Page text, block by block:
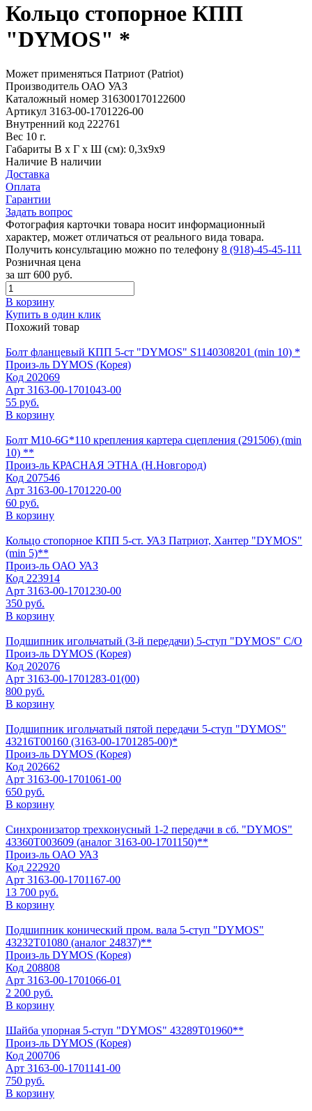
Кольцо стопорное КПП
"DYMOS" *
Может применяться Патриот (Patriot)
Производитель ОАО УАЗ
Каталожный номер 316300170122600
Артикул 3163-00-1701226-00
Внутренний код 222761
Вес 10 г.
Габариты В х Г х Ш (см): 0,3х9х9
Наличие В наличии
Доставка
Оплата
Гарантии
Задать вопрос
Фотография карточки товара носит информационный
характер, может отличаться от реального вида товара.
Получить консультацию можно по телефону 8 (918)-45-45-111
Розничная цена
за шт 600 руб.
В корзину
Купить в один клик
Похожий товар
Болт фланцевый КПП 5-ст "DYMOS" S1140308201 (min 10) *
Произ-ль DYMOS (Корея)
Код 202069
Арт 3163-00-1701043-00
55 руб.
В корзину
Болт М10-6G*110 крепления картера сцепления (291506) (min
10) **
Произ-ль КРАСНАЯ ЭТНА (Н.Новгород)
Код 207546
Арт 3163-00-1701220-00
60 руб.
В корзину
Кольцо стопорное КПП 5-ст. УАЗ Патриот, Хантер "DYMOS"
(min 5)**
Произ-ль ОАО УАЗ
Код 223914
Арт 3163-00-1701230-00
350 руб.
В корзину
Подшипник игольчатый (3-й передачи) 5-ступ "DYMOS" C/О
Произ-ль DYMOS (Корея)
Код 202076
Арт 3163-00-1701283-01(00)
800 руб.
В корзину
Подшипник игольчатый пятой передачи 5-ступ "DYMOS"
43216Т00160 (3163-00-1701285-00)*
Произ-ль DYMOS (Корея)
Код 202662
Арт 3163-00-1701061-00
650 руб.
В корзину
Синхронизатор трехконусный 1-2 передачи в сб. "DYMOS"
43360Т003609 (аналог 3163-00-1701150)**
Произ-ль ОАО УАЗ
Код 222920
Арт 3163-00-1701167-00
13 700 руб.
В корзину
Подшипник конический пром. вала 5-ступ "DYMOS"
43232T01080 (аналог 24837)**
Произ-ль DYMOS (Корея)
Код 208808
Арт 3163-00-1701066-01
2 200 руб.
В корзину
Шайба упорная 5-ступ "DYMOS" 43289Т01960**
Произ-ль DYMOS (Корея)
Код 200706
Арт 3163-00-1701141-00
750 руб.
В корзину